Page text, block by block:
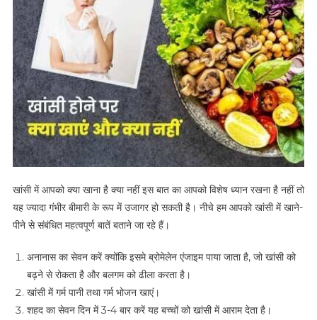
खांसी में आपको क्या खाना है क्या नहीं इस बात का आपको विशेष ध्यान रखना है नहीं तो
यह ज्यादा गंभीर बीमारी के रूप में उजागर हो सकती है। नीचे हम आपको खांसी में खाने-
पीने से संबंधित महत्वपूर्ण बातें बताने जा रहे हैं।
अनानास का सेवन करें क्योंकि इसमे ब्रोमेलेन एंजाइम पाया जाता है, जो खांसी को
बढ़ने से रोकता है और बलगम को ढीला करता है।
खांसी में गर्म पानी तथा गर्म भोजन खाएं।
शहद का सेवन दिन में 3-4 बार करें यह बच्चों को खांसी में आराम देता है।